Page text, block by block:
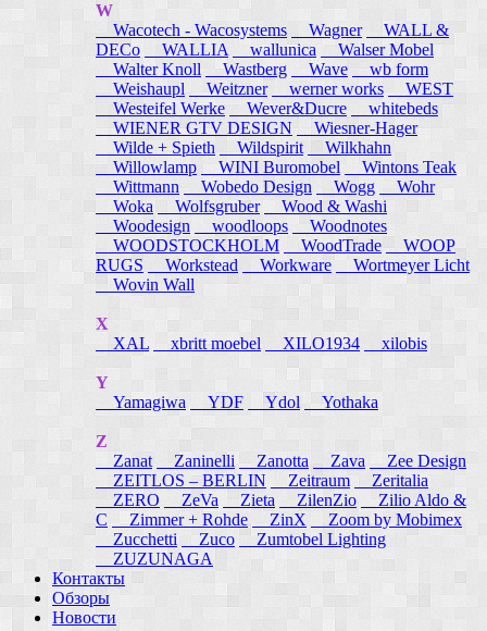
W
Wacotech - Wacosystems
Wagner
WALL &
DECo
WALLIA wallunica
Walser Mobel
Walter Knoll
Wastberg Wave
wb form
Weishaupl
Weitzner werner works
WEST
Westeifel Werke
Wever&Ducre
whitebeds
WIENER GTV DESIGN
Wiesner-Hager
Wilde + Spieth
Wildspirit
Wilkhahn
Willowlamp
WINI Buromobel
Wintons Teak
Wittmann
Wobedo Design Wogg
Wohr
Woka
Wolfsgruber
Wood & Washi
Woodesign
woodloops
Woodnotes
WOODSTOCKHOLM
WoodTrade
WOOP
RUGS
Workstead Workware
Wortmeyer Licht
Wovin Wall
X
XAL
xbritt moebel XILO1934 xilobis
Y
Yamagiwa
YDF Ydol Yothaka
Z
Zanat
Zaninelli Zanotta Zava
Zee Design
ZEITLOS – BERLIN
Zeitraum
Zeritalia
ZERO
ZeVa Zieta ZilenZio
Zilio Aldo &
C
Zimmer + Rohde ZinX
Zoom by Mobimex
Zucchetti
Zuco
Zumtobel Lighting
ZUZUNAGA
Контакты
Обзоры
Новости